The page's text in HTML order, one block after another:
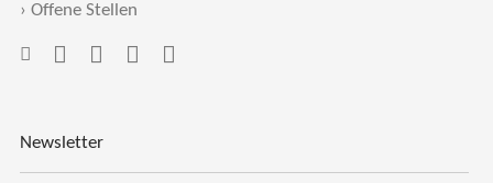
› Offene Stellen
Newsletter